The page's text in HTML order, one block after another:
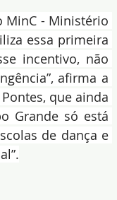
MinC - Ministério
essa primeira
incentivo, não
afirma a
que ainda
Grande só está
de dança e